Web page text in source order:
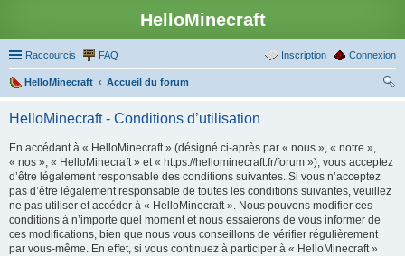
HelloMinecraft
Raccourcis FAQ Connexion
Inscription
HelloMinecraft
Accueil du forum
er
HelloMinecraft - Conditions d’utilisation
En accédant à « HelloMinecraft » (désigné ci-après par « nous », « notre »,
« nos », « HelloMinecraft » et « https://hellominecraft.fr/forum »), vous acceptez
d’être légalement responsable des conditions suivantes. Si vous n’acceptez
pas d’être légalement responsable de toutes les conditions suivantes, veuillez
ne pas utiliser et accéder à « HelloMinecraft ». Nous pouvons modifier ces
conditions à n’importe quel moment et nous essaierons de vous informer de
ces modifications, bien que nous vous conseillons de vérifier régulièrement
par vous-même. En effet, si vous continuez à participer à « HelloMinecraft »